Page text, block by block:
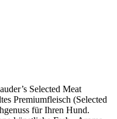
Selected Meat
Premiumfleisch (Selected
für Ihren Hund.